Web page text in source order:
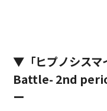
▼「ヒプノシス
Battle- 2nd
ー